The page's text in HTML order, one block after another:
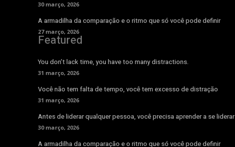
30 março, 2026
A armadilha da comparação e o ritmo que só você pode definir
27 março, 2026
Featured
You don’t lack time, you have too many distractions.
31 março, 2026
Você não tem falta de tempo, você tem excesso de distração
31 março, 2026
Antes de liderar qualquer pessoa, você precisa aprender a se liderar
30 março, 2026
A armadilha da comparação e o ritmo que só você pode definir